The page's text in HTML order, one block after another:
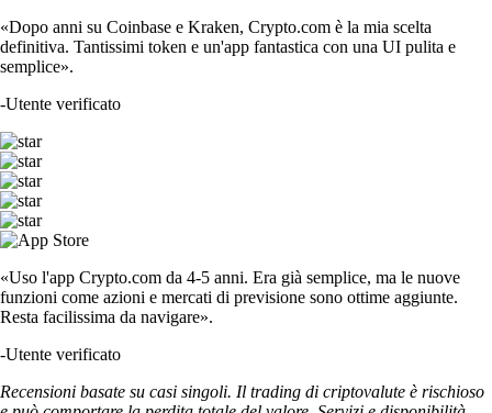
«Dopo anni su Coinbase e Kraken, Crypto.com è la mia scelta
definitiva. Tantissimi token e un'app fantastica con una UI pulita e
semplice».
-Utente verificato
«Uso l'app Crypto.com da 4-5 anni. Era già semplice, ma le nuove
funzioni come azioni e mercati di previsione sono ottime aggiunte.
Resta facilissima da navigare».
-Utente verificato
Recensioni basate su casi singoli. Il trading di criptovalute è rischioso